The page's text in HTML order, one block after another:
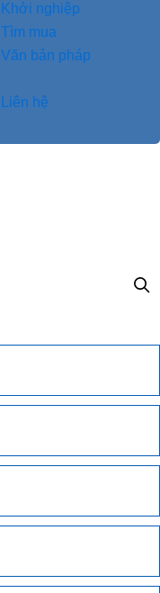
Khởi nghiệp
Tìm mua
Văn bản pháp
Liên hệ